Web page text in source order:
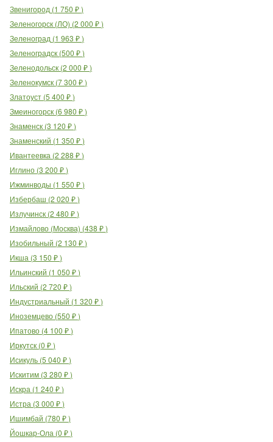
Звенигород (1 750 ₽)
Зеленогорск (ЛО) (2 000 ₽)
Зеленоград (1 963 ₽)
Зеленоградск (500 ₽)
Зеленодольск (2 000 ₽)
Зеленокумск (7 300 ₽)
Златоуст (5 400 ₽)
Змеиногорск (6 980 ₽)
Знаменск (3 120 ₽)
Знаменский (1 350 ₽)
Ивантеевка (2 288 ₽)
Иглино (3 200 ₽)
Ижминводы (1 550 ₽)
Избербаш (2 020 ₽)
Излучинск (2 480 ₽)
Измайлово (Москва) (438 ₽)
Изобильный (2 130 ₽)
Икша (3 150 ₽)
Ильинский (1 050 ₽)
Ильский (2 720 ₽)
Индустриальный (1 320 ₽)
Иноземцево (550 ₽)
Ипатово (4 100 ₽)
Иркутск (0 ₽)
Исикуль (5 040 ₽)
Искитим (3 280 ₽)
Искра (1 240 ₽)
Истра (3 000 ₽)
Ишимбай (780 ₽)
Йошкар-Ола (0 ₽)